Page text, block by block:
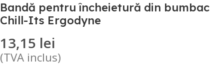
Bandă pentru încheietură din bumbac
Chill-Its Ergodyne
13,15 lei
(TVA inclus)